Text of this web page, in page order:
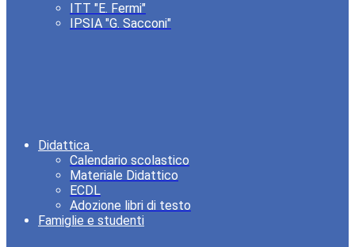
ITT "E. Fermi"
IPSIA "G. Sacconi"
Didattica
Calendario scolastico
Materiale Didattico
ECDL
Adozione libri di testo
Famiglie e studenti